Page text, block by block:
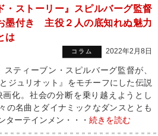
ド・ストーリー』スピルバーグ監督
墨付き 主役２人の底知れぬ魅力
は
コラム 2022年2月8日
スティーブン・スピルバーグ監督が、
ジュリオット』をモチーフにした伝説
化。社会の分断を乗り越えようとし
の名曲とダイナミックなダンスととも
ターテインメン・・・ 続きを読む